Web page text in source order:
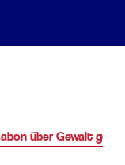
über Gewalt